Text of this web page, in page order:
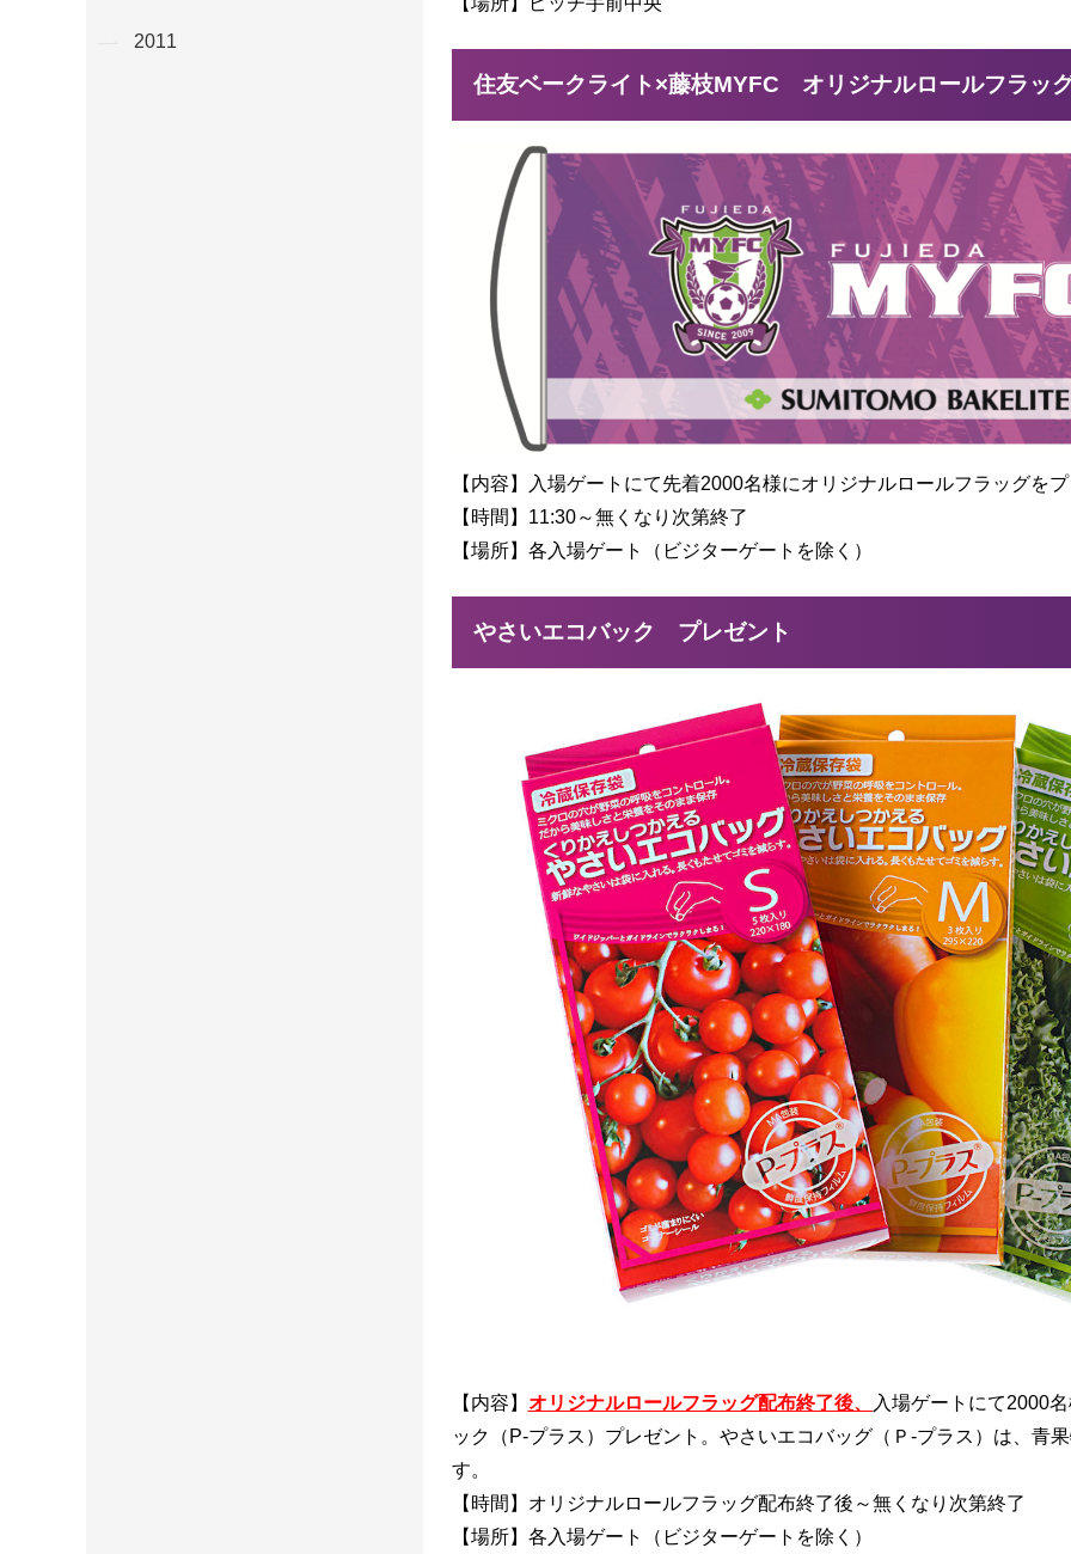
住友ベークライト×藤枝MYFC オリジナルロールフラッ
【内容】入場ゲートにて先着2000名様にオリジナルロールフラッグを
【時間】11:30～無くなり次第終了
【場所】各入場ゲート（ビジターゲートを除く）
やさいエコバック プレゼント
【内容】 オリジナルロールフラッグ配布終了後、
入場ゲートにて2000
ック（P-プラス）プレゼント。やさいエコバッグ（Ｐ-プラス）は、青
す。
【時間】 オリジナルロールフラッグ配布終了後 ～無くなり次第終了
【場所】各入場ゲート（ビジターゲートを除く）
2011